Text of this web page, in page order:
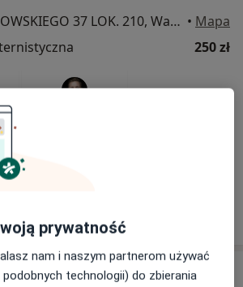
BORA KOMOROWSKIEGO 37 LOK. 210, Warszawa • Mapa
250 zł
prywatność
nam i naszym partnerom używać
technologii) do zbierania